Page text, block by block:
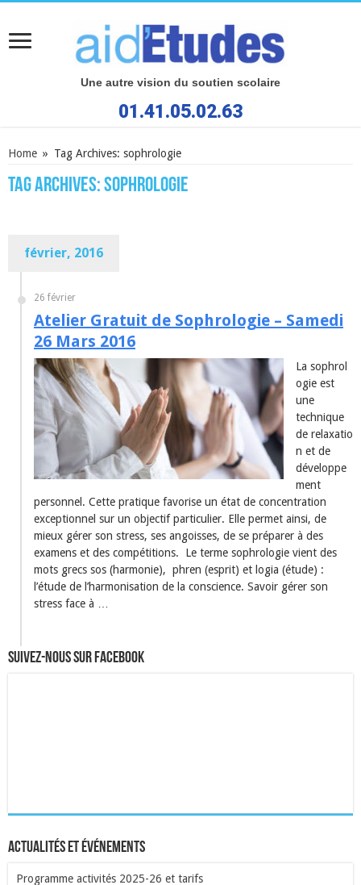
Une autre vision du soutien scolaire
01.41.05.02.63
Home » Tag Archives: sophrologie
Tag Archives:sophrologie
février, 2016
26 février
Atelier Gratuit de Sophrologie – Samedi
26 Mars 2016
La sophrol
ogie est
une
technique
de relaxatio
n et de
développe
ment
personnel. Cette pratique favorise un état de concentration
exceptionnel sur un objectif particulier. Elle permet ainsi, de
mieux gérer son stress, ses angoisses, de se préparer à des
examens et des compétitions. Le terme sophrologie vient des
mots grecs sos (harmonie), phren (esprit) et logia (étude) :
l’étude de l’harmonisation de la conscience. Savoir gérer son
stress face à …
Suivez-nous sur Facebook
Actualités et événements
Programme activités 2025-26 et tarifs